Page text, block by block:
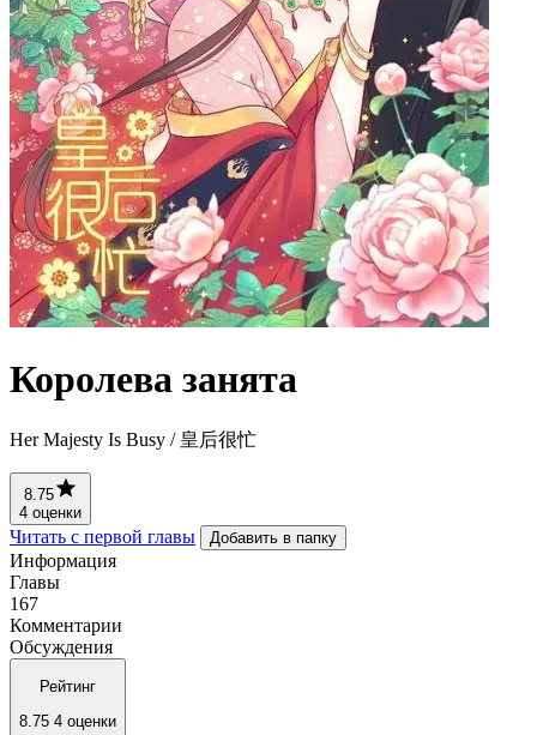
Королева занята
Her Majesty Is Busy / 皇后很忙
8.75
4 оценки
Читать с первой главы Добавить в папку
Информация
Главы
167
Комментарии
Обсуждения
Рейтинг
8.75 4 оценки